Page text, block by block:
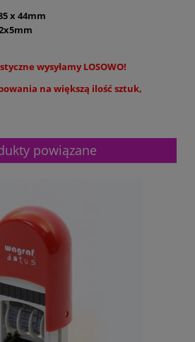
x 44mm
wysyłamy LOSOWO!
na większą ilość sztuk,
powiązane